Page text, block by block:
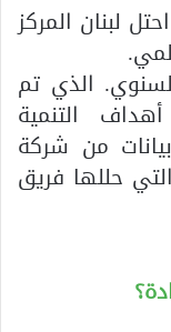
في 143 دولة، احتل لبنان المركز
الذي تم
2012 لدعم أهداف التنمية
من شركة
حللها فريق